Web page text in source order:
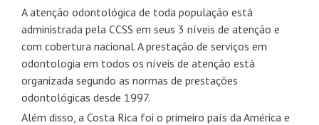
A atenção odontológica de toda população está
administrada pela CCSS em seus 3 níveis de atenção e
com cobertura nacional. A prestação de serviços em
odontologia em todos os níveis de atenção está
organizada segundo as normas de prestações
odontológicas desde 1997.
Além disso, a Costa Rica foi o primeiro país da América e